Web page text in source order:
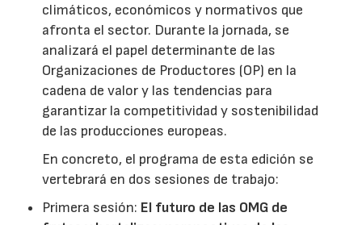
climáticos, económicos y normativos que
afronta el sector. Durante la jornada, se
analizará el papel determinante de las
Organizaciones de Productores (OP) en la
cadena de valor y las tendencias para
garantizar la competitividad y sostenibilidad
de las producciones europeas.
En concreto, el programa de esta edición se
vertebrará en dos sesiones de trabajo:
Primera sesión: El futuro de las OMG de